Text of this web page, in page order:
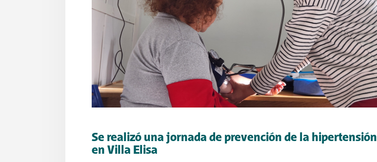
Se realizó una jornada de prevención de la hipertensión
en Villa Elisa